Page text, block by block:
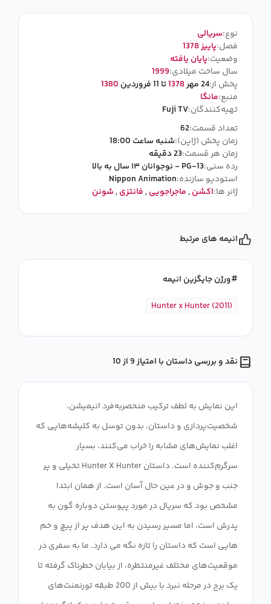
نوع:سریالی
فصل:پاییز 1378
وضعیت:پایان یافته
سال ساخت میلادی:1999
پخش از:24 مهر 1378تا 11 فروردین
1380
منبع:مانگا
تهیه‌کنندگان:Fuji TV
تعداد قسمت:62
زمان پخش (ژاپن):شنبه ساعت 18:00
زمان هر قسمت:23 دقیقه
رده سنی:PG-13 - نوجوانان ۱۳ سال به بالا
استودیو سازنده:Nippon Animation
ژانر ها:اکشن,ماجراجویی,فانتزی,شونن
انیمه های مرتبط
ورژن جایگزین انیمه
Hunter x Hunter (2011)
نقد و بررسی داستان با امتیاز 9 از 10
این نمایش به لطف ترکیب منحصربه‌فرد انیمیشن،
شخصیت‌پردازی و داستان، بدون توسل به کلیشه‌هایی که
اغلب نمایش‌های مشابه را خراب می‌کنند، بسیار
سرگرم‌کننده است. داستان Hunter X Hunter تخیلی و پر
جنب و جوش و در عین حال آسان است. از همان ابتدا
مشخص بود که سریال در مورد پیوستن دوباره گون به
پدرش است، اما مسیر رسیدن به این هدف پر از پیچ و خم
هایی است که داستان را تازه نگه می دارد. ما به سفری در
موقعیت‌های مختلف غیرمنتظره، از بیابان خطرناک گرفته تا
یک برج در مرحله نبرد با بیش از 200 طبقه تورنمنت‌های